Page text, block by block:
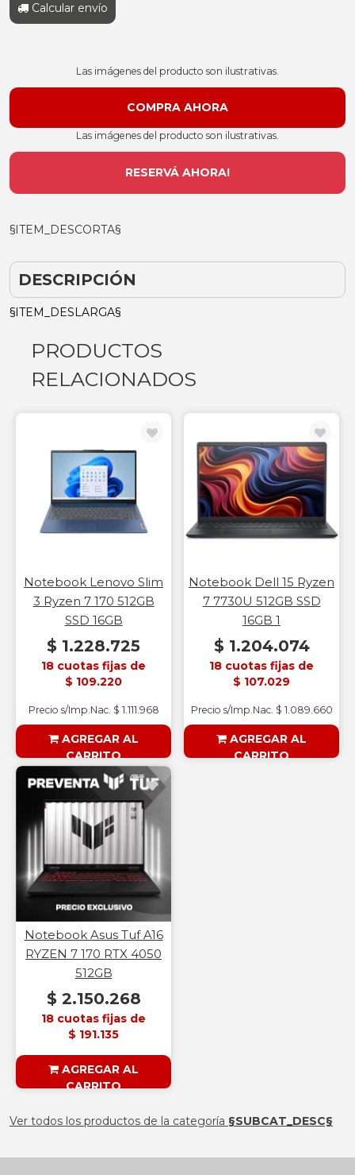
Calcular envío
Las imágenes del producto son ilustrativas.
Las imágenes del producto son ilustrativas.
RESERVÁ AHORA!
§ITEM_DESCORTA§
DESCRIPCIÓN
§ITEM_DESLARGA§
PRODUCTOS
RELACIONADOS
Notebook Lenovo Slim
3 Ryzen 7 170 512GB
SSD 16GB
$ 1.228.725
18 cuotas fijas de
$ 109.220
Precio s/Imp.Nac. $ 1.111.968
AGREGAR AL
CARRITO
§ESOUTLET§
Notebook Dell 15 Ryzen
7 7730U 512GB SSD
16GB 1
$ 1.204.074
18 cuotas fijas de
$ 107.029
Precio s/Imp.Nac. $ 1.089.660
AGREGAR AL
CARRITO
Notebook Asus Tuf A16
RYZEN 7 170 RTX 4050
512GB
$ 2.150.268
18 cuotas fijas de
$ 191.135
AGREGAR AL
CARRITO
Ver todos los productos de la categoría §SUBCAT_DESC§